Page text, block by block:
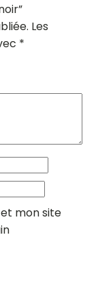
Les
*
mon site